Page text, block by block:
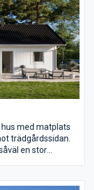
med matplats
trädgårdssidan.
en stor